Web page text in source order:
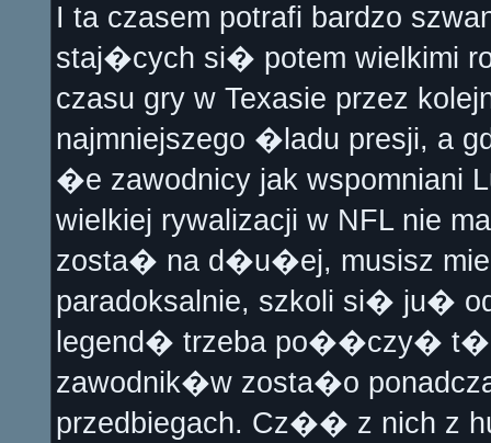
I ta czasem potrafi bardzo
staj�cych si� potem wielkimi
czasu gry w Texasie przez
najmniejszego �ladu presji, a
�e zawodnicy jak wspomniani
wielkiej rywalizacji w NFL nie
zosta� na d�u�ej, musisz
paradoksalnie, szkoli si� ju�
legend� trzeba po��czy� t�
zawodnik�w zosta�o
przedbiegach. Cz�� z nich z